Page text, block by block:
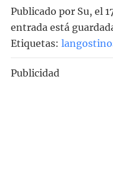
Publicado por Su, el
entrada está
Etiquetas:
Publicidad